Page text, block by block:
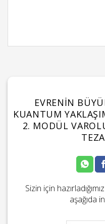
EVRENIN
KUANTUM
2. MODÜL
Sizin için
aşağıda